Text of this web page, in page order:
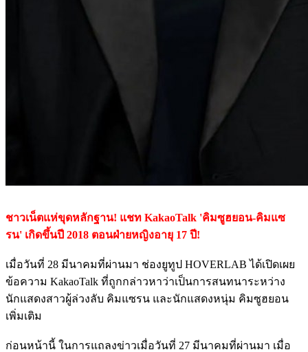
ชาวเน็ตแห่ขุดหลักฐาน! แชท KakaoTalk 'คิมซูฮยอน-คิมแซ
รน' เกิดขึ้นปี 2018 ตอนฝ่ายหญิงอายุ 17 ปี!
เมื่อวันที่ 28 มีนาคมที่ผ่านมา ช่องยูทูป HOVERLAB ได้เปิดเผย
ข้อความ KakaoTalk ที่ถูกกล่าวหาว่าเป็นการสนทนาระหว่าง
นักแสดงสาวผู้ล่วงลับ คิมแซรน และนักแสดงหนุ่ม คิมซูฮยอน
เพิ่มเติม
ก่อนหน้านี้ ในการแถลงข่าวเมื่อวันที่ 27 มีนาคมที่ผ่านมา เมื่อ